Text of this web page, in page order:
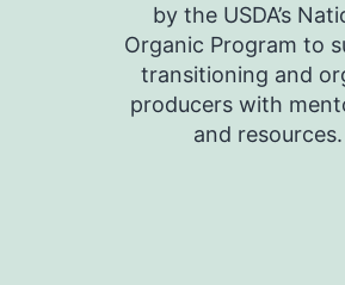
by the USDA’s
Organic Program to
transitioning and
producers with
and resources.